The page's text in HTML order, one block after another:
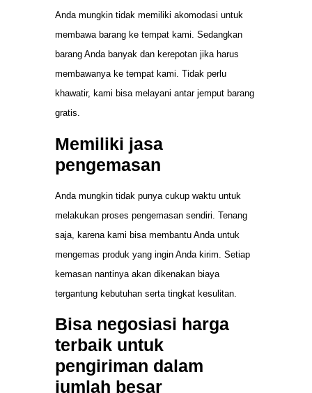
Anda mungkin tidak memiliki akomodasi untuk
membawa barang ke tempat kami. Sedangkan
barang Anda banyak dan kerepotan jika harus
membawanya ke tempat kami. Tidak perlu
khawatir, kami bisa melayani antar jemput barang
gratis.
Memiliki jasa
pengemasan
Anda mungkin tidak punya cukup waktu untuk
melakukan proses pengemasan sendiri. Tenang
saja, karena kami bisa membantu Anda untuk
mengemas produk yang ingin Anda kirim. Setiap
kemasan nantinya akan dikenakan biaya
tergantung kebutuhan serta tingkat kesulitan.
Bisa negosiasi harga
terbaik untuk
pengiriman dalam
jumlah besar